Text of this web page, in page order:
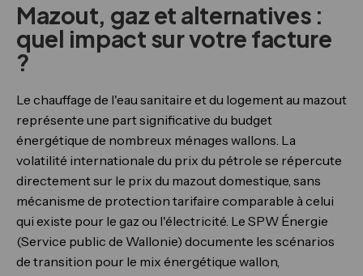
Mazout, gaz et alternatives :
quel impact sur votre facture
?
Le chauffage de l'eau sanitaire et du logement au mazout
représente une part significative du budget
énergétique de nombreux ménages wallons. La
volatilité internationale du prix du pétrole se répercute
directement sur le prix du mazout domestique, sans
mécanisme de protection tarifaire comparable à celui
qui existe pour le gaz ou l'électricité. Le SPW Énergie
(Service public de Wallonie) documente les scénarios
de transition pour le mix énergétique wallon,